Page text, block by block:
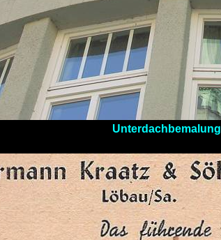
Unterdachbemalung